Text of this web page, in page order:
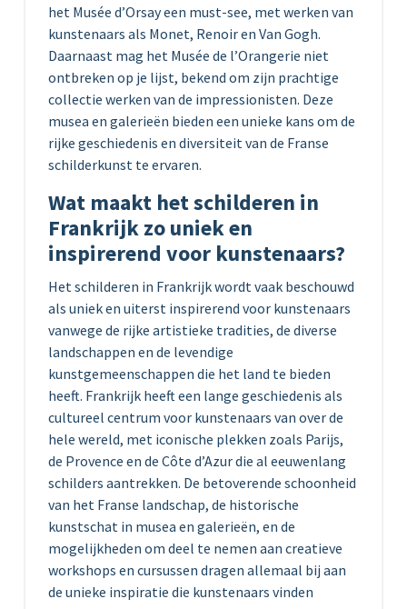
het Musée d’Orsay een must-see, met werken van
kunstenaars als Monet, Renoir en Van Gogh.
Daarnaast mag het Musée de l’Orangerie niet
ontbreken op je lijst, bekend om zijn prachtige
collectie werken van de impressionisten. Deze
musea en galerieën bieden een unieke kans om de
rijke geschiedenis en diversiteit van de Franse
schilderkunst te ervaren.
Wat maakt het schilderen in
Frankrijk zo uniek en
inspirerend voor kunstenaars?
Het schilderen in Frankrijk wordt vaak beschouwd
als uniek en uiterst inspirerend voor kunstenaars
vanwege de rijke artistieke tradities, de diverse
landschappen en de levendige
kunstgemeenschappen die het land te bieden
heeft. Frankrijk heeft een lange geschiedenis als
cultureel centrum voor kunstenaars van over de
hele wereld, met iconische plekken zoals Parijs,
de Provence en de Côte d’Azur die al eeuwenlang
schilders aantrekken. De betoverende schoonheid
van het Franse landschap, de historische
kunstschat in musea en galerieën, en de
mogelijkheden om deel te nemen aan creatieve
workshops en cursussen dragen allemaal bij aan
de unieke inspiratie die kunstenaars vinden